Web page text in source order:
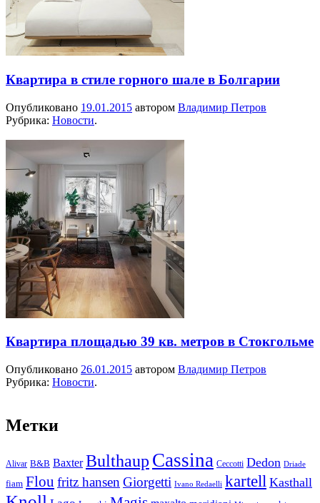
Квартира в стиле горного шале в Болгарии
Опубликовано 19.01.2015 автором Владимир Петров
Рубрика: Новости.
Квартира площадью 39 кв. метров в Стокгольме
Опубликовано 26.01.2015 автором Владимир Петров
Рубрика: Новости.
Метки
Alivar B&B Baxter Bulthaup Cassina Ceccotti Dedon Driade
fiam Flou fritz hansen Giorgetti Ivano Redaelli kartell Kasthall